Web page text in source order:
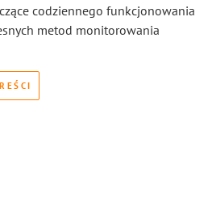
codziennego funkcjonowania
metod monitorowania